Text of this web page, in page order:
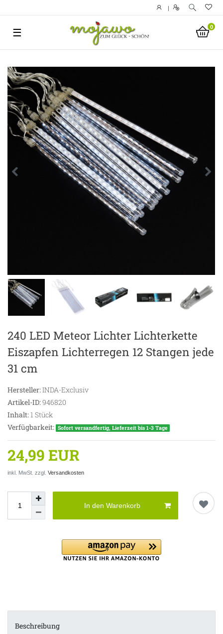
|
0
☰
240 LED Meteor Lichter Lichterkette
Eiszapfen Lichterregen 12 Stangen jede
31 cm
Hersteller:INDA-Exclusiv
Artikel-ID:946820
Inhalt:1 Stück
Verfügbarkeit: Sofort versandfertig, Lieferzeit bis 1-3 Tage
24,99 EUR
inkl. MwSt. zzgl. Versandkosten
In den Warenkorb
Beschreibung